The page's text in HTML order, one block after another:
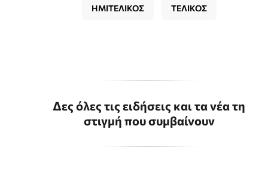
ΗΜΙΤΕΛΙΚΟΣ ΤΕΛΙΚΟΣ
Δες όλες τις ειδήσεις και τα νέα τη
στιγμή που συμβαίνουν